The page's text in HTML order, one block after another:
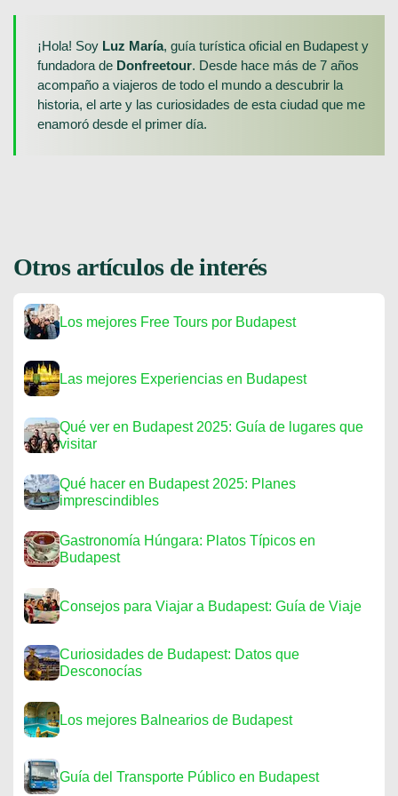
¡Hola! Soy Luz María, guía turística oficial en Budapest y
fundadora de Donfreetour. Desde hace más de 7 años
acompaño a viajeros de todo el mundo a descubrir la
historia, el arte y las curiosidades de esta ciudad que me
enamoró desde el primer día.
Otros artículos de interés
Los mejores Free Tours por Budapest
Las mejores Experiencias en Budapest
Qué ver en Budapest 2025: Guía de lugares que
visitar
Qué hacer en Budapest 2025: Planes
imprescindibles
Gastronomía Húngara: Platos Típicos en
Budapest
Consejos para Viajar a Budapest: Guía de Viaje
Curiosidades de Budapest: Datos que
Desconocías
Los mejores Balnearios de Budapest
Guía del Transporte Público en Budapest